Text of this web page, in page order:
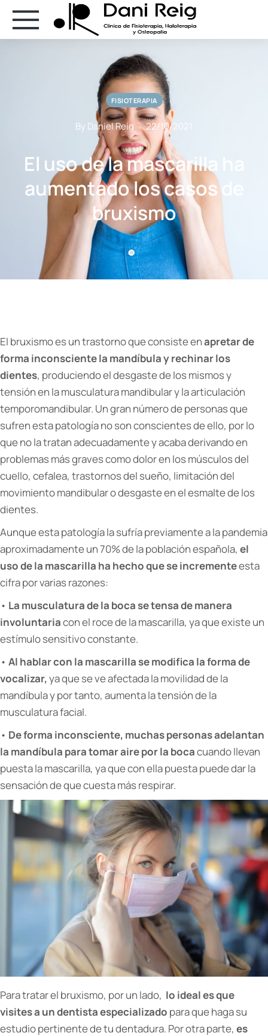
FISIOTERAPIA
By Daniel Reig 22/10/2021
El uso de la mascarilla ha
aumentado los casos de
bruxismo
El bruxismo es un trastorno que consiste enapretar de
forma inconsciente la mandíbula y rechinar los
dientes, produciendo el desgaste de los mismos y
tensión en la musculatura mandibular y la articulación
temporomandibular. Un gran número de personas que
sufren esta patología no son conscientes de ello, por lo
que no la tratan adecuadamente y acaba derivando en
problemas más graves como dolor en los músculos del
cuello, cefalea, trastornos del sueño, limitación del
movimiento mandibular o desgaste en el esmalte de los
dientes.
Aunque esta patología la sufría previamente a la pandemia
aproximadamente un 70% de la población española, el
uso de la mascarilla ha hecho que se incrementeesta
cifra por varias razones:
• La musculatura de la boca se tensa de manera
involuntariacon el roce de la mascarilla, ya que existe un
estímulo sensitivo constante.
• Al hablar con la mascarilla se modifica la forma de
vocalizar, ya que se ve afectada la movilidad de la
mandíbula y por tanto, aumenta la tensión de la
musculatura facial.
• De forma inconsciente, muchas personas adelantan
la mandíbula para tomar aire por la bocacuando llevan
puesta la mascarilla, ya que con ella puesta puede dar la
sensación de que cuesta más respirar.
Para tratar el bruxismo, por un lado, lo ideal es que
visites a un dentista especializado para que haga su
estudio pertinente de tu dentadura. Por otra parte, es